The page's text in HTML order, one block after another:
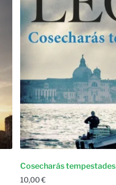
Cosecharás tempestades
10,00€